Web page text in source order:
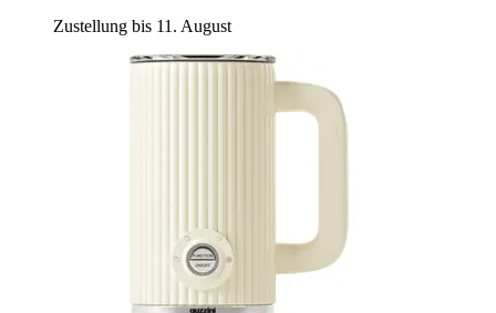
Zustellung bis 11. August